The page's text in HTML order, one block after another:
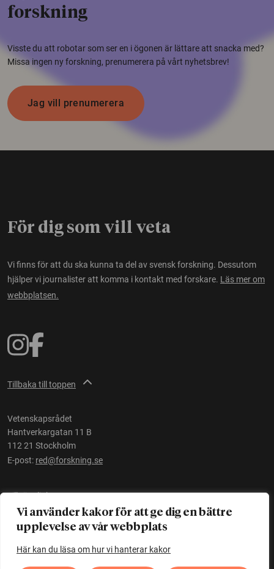
Vi använder kakor för att ge dig en bättre
upplevelse av vår webbplats
Här kan du läsa om hur vi hanterar kakor
forskning
Visste du att robotar som ser en i ögonen är lättare att snacka med?
Missa ingen ny forskning, prenumerera på vårt nyhetsbrev!
Jag vill prenumerera
För dig som vill veta
Vi finns för att du ska kunna ta del av svensk forskning. Dessutom
hjälper vi journalister att komma i kontakt med forskare. Läs mer om
webbplatsen.
Tillbaka till toppen
Vetenskapsrådet
Hantverkargatan 11 B
112 21 Stockholm
E-post: red@forskning.se
Tillgänglighet
Ett initiativ avVetenskapsrådet